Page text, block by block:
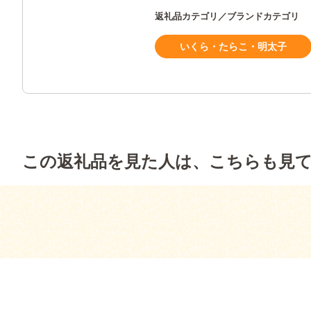
返礼品カテゴリ／ブランドカテゴリ
いくら・たらこ・明太子
この返礼品を見た人は、こちらも見